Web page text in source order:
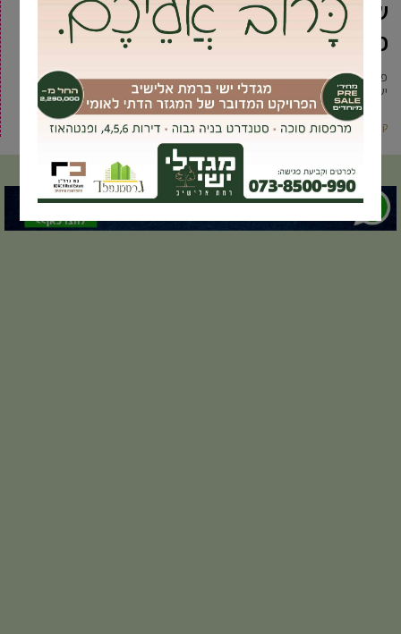
שמואל – ימריא לחלל מקייפ קנוורל,
פלורידה
פריצת דרך ישראלית בחלל – תלמידים ותלמידות משמונה ישובים שונים בישראל
ישגרו לחלל 8 לוויינים לחלל שבנו ופיתחו בעצמם בהדרכת
קרא עוד ←